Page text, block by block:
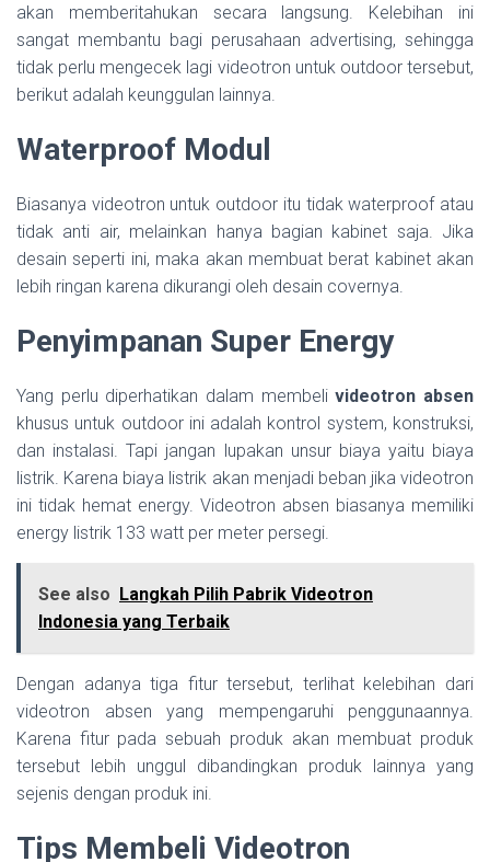
akan memberitahukan secara langsung. Kelebihan ini
sangat membantu bagi perusahaan advertising, sehingga
tidak perlu mengecek lagi videotron untuk outdoor tersebut,
berikut adalah keunggulan lainnya.
Waterproof Modul
Biasanya videotron untuk outdoor itu tidak waterproof atau
tidak anti air, melainkan hanya bagian kabinet saja. Jika
desain seperti ini, maka akan membuat berat kabinet akan
lebih ringan karena dikurangi oleh desain covernya.
Penyimpanan Super Energy
Yang perlu diperhatikan dalam membelivideotron absen
khusus untuk outdoor ini adalah kontrol system, konstruksi,
dan instalasi. Tapi jangan lupakan unsur biaya yaitu biaya
listrik. Karena biaya listrik akan menjadi beban jika videotron
ini tidak hemat energy. Videotron absen biasanya memiliki
energy listrik 133 watt per meter persegi.
See also Langkah Pilih Pabrik Videotron
Indonesia yang Terbaik
Dengan adanya tiga fitur tersebut, terlihat kelebihan dari
videotron absen yang mempengaruhi penggunaannya.
Karena fitur pada sebuah produk akan membuat produk
tersebut lebih unggul dibandingkan produk lainnya yang
sejenis dengan produk ini.
Tips Membeli Videotron